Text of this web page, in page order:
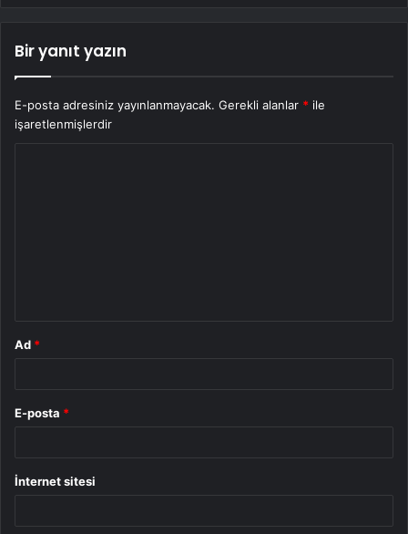
Bir yanıt yazın
E-posta adresiniz yayınlanmayacak. Gerekli alanlar * ile
işaretlenmişlerdir
Ad *
E-posta *
İnternet sitesi